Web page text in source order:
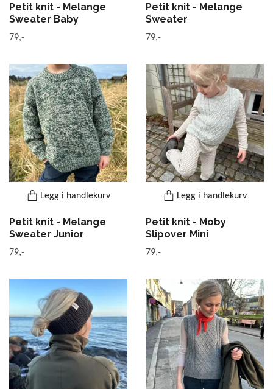
Petit knit - Melange
Sweater Baby
79,-
Petit knit - Melange
Sweater
79,-
Legg i handlekurv
Petit knit - Melange
Sweater Junior
79,-
Legg i handlekurv
Petit knit - Moby
Slipover Mini
79,-